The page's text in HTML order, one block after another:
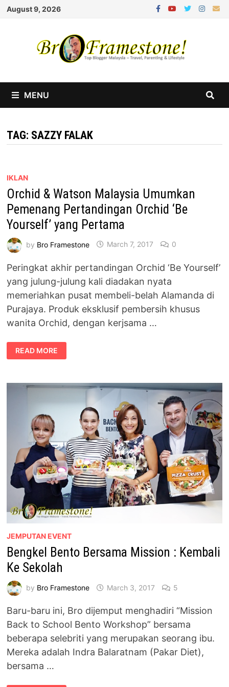
Skip
August 9, 2026
MENU
TAG: SAZZY FALAK
IKLAN
Orchid & Watson Malaysia Umumkan
Pemenang Pertandingan Orchid ‘Be
Yourself’ yang Pertama
by Bro Framestone March 7, 2017 0
Peringkat akhir pertandingan Orchid ‘Be Yourself’
yang julung-julung kali diadakan nyata
memeriahkan pusat membeli-belah Alamanda di
Purajaya. Produk eksklusif pembersih khusus
wanita Orchid, dengan kerjsama …
ORCHID
&
WATSON
PEMENANG
PERTANDINGAN
YANG
PERTAMA
READ MORE
JEMPUTAN EVENT
Bengkel Bento Bersama Mission : Kembali
Ke Sekolah
by Bro Framestone March 3, 2017 5
Baru-baru ini, Bro dijemput menghadiri “Mission
Back to School Bento Workshop” bersama
beberapa selebriti yang merupakan seorang ibu.
Mereka adalah Indra Balaratnam (Pakar Diet),
bersama …